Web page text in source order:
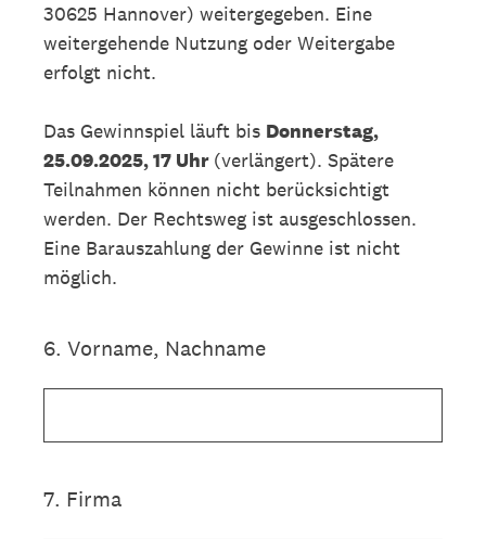
30625 Hannover) weitergegeben. Eine
weitergehende Nutzung oder Weitergabe
erfolgt nicht.
Das Gewinnspiel läuft bis Donnerstag,
25.09.2025, 17 Uhr (verlängert). Spätere
Teilnahmen können nicht berücksichtigt
werden. Der Rechtsweg ist ausgeschlossen.
Eine Barauszahlung der Gewinne ist nicht
möglich.
6. Vorname, Nachname
7. Firma